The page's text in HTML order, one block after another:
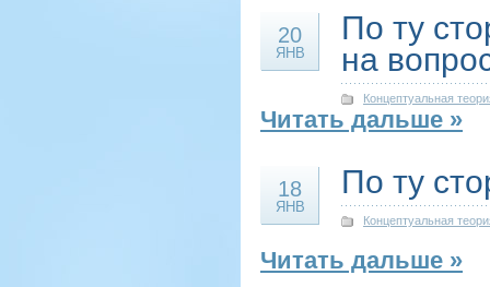
20
ЯНВ
По ту
на
Концептуальная
Читать дальше »
18
ЯНВ
По ту
Концептуальная
Читать дальше »